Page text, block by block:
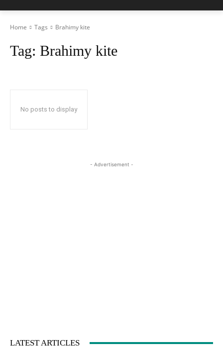
Home Tags Brahimy kite
Tag: Brahimy kite
No posts to display
- Advertisement -
LATEST ARTICLES